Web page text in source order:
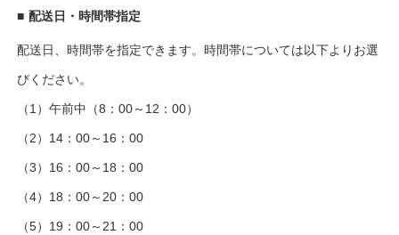
■ 配送日・時間帯指定
配送日、時間帯を指定できます。時間帯については以下よりお選
びください。
（1）午前中（8：00～12：00）
（2）14：00～16：00
（3）16：00～18：00
（4）18：00～20：00
（5）19：00～21：00